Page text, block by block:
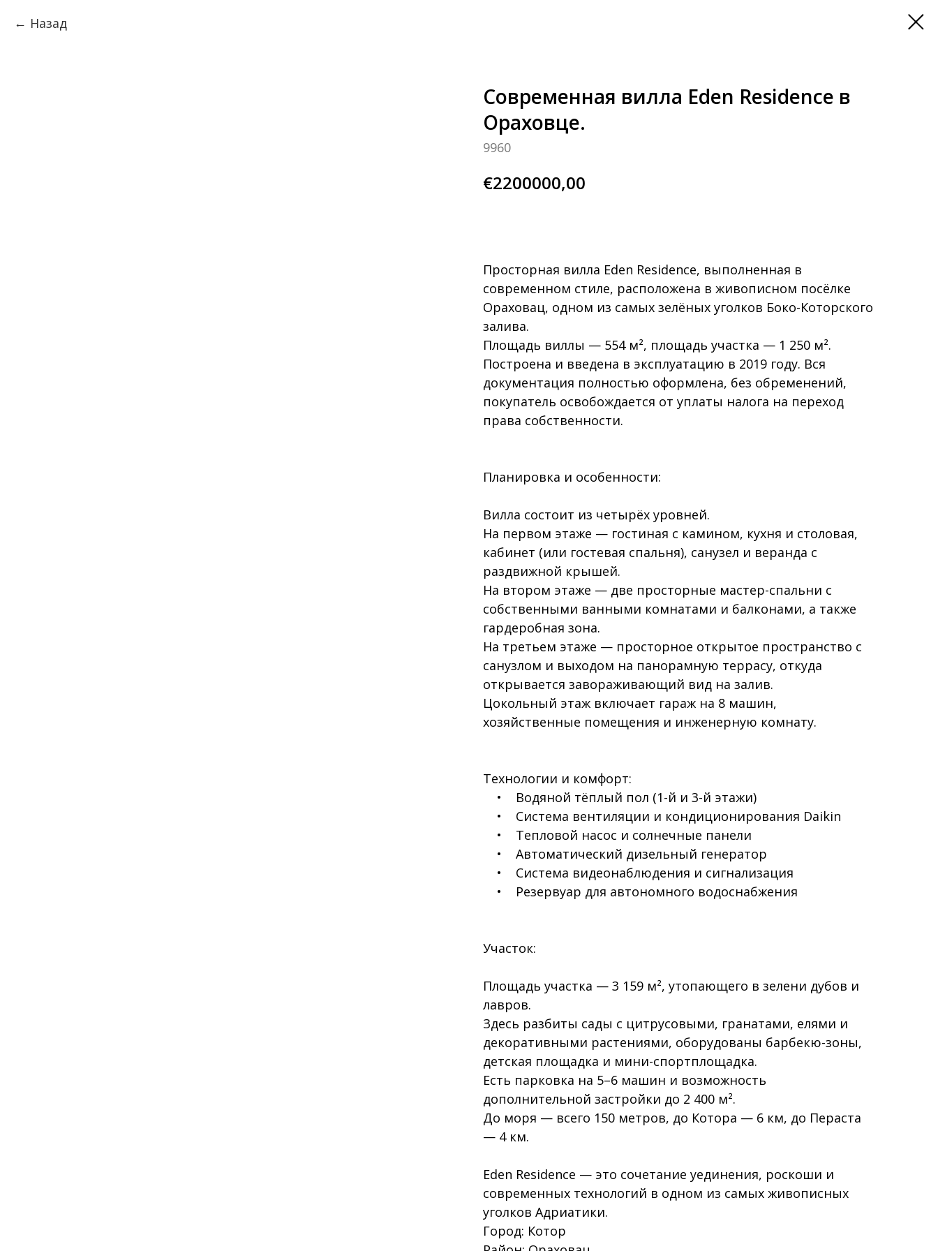
Назад
Современная вилла Eden Residence в
Ораховце.
9960
€2200000,00
Просторная вилла Eden Residence, выполненная в
современном стиле, расположена в живописном посёлке
Ораховац, одном из самых зелёных уголков Боко-Которского
залива.
Площадь виллы — 554 м², площадь участка — 1 250 м².
Построена и введена в эксплуатацию в 2019 году. Вся
документация полностью оформлена, без обременений,
покупатель освобождается от уплаты налога на переход
права собственности.
Планировка и особенности:
Вилла состоит из четырёх уровней.
На первом этаже — гостиная с камином, кухня и столовая,
кабинет (или гостевая спальня), санузел и веранда с
раздвижной крышей.
На втором этаже — две просторные мастер-спальни с
собственными ванными комнатами и балконами, а также
гардеробная зона.
На третьем этаже — просторное открытое пространство с
санузлом и выходом на панорамную террасу, откуда
открывается завораживающий вид на залив.
Цокольный этаж включает гараж на 8 машин,
хозяйственные помещения и инженерную комнату.
Технологии и комфорт:
• Водяной тёплый пол (1-й и 3-й этажи)
• Система вентиляции и кондиционирования Daikin
• Тепловой насос и солнечные панели
• Автоматический дизельный генератор
• Система видеонаблюдения и сигнализация
• Резервуар для автономного водоснабжения
Участок:
Площадь участка — 3 159 м², утопающего в зелени дубов и
лавров.
Здесь разбиты сады с цитрусовыми, гранатами, елями и
декоративными растениями, оборудованы барбекю-зоны,
детская площадка и мини-спортплощадка.
Есть парковка на 5–6 машин и возможность
дополнительной застройки до 2 400 м².
До моря — всего 150 метров, до Котора — 6 км, до Пераста
— 4 км.
Eden Residence — это сочетание уединения, роскоши и
современных технологий в одном из самых живописных
уголков Адриатики.
Город: Котор